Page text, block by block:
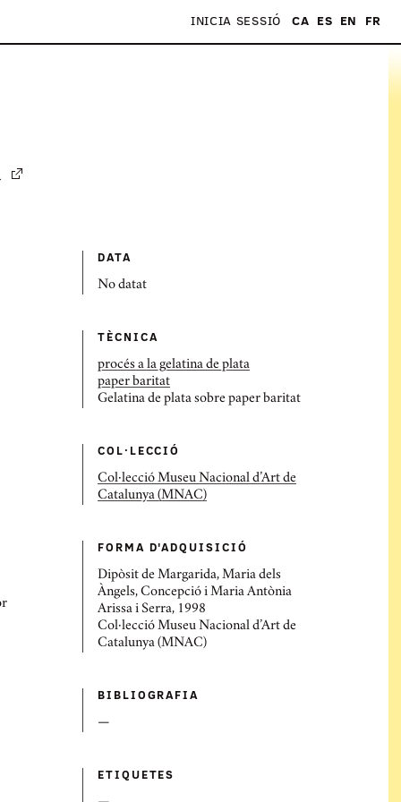
INICIA SESSIÓ CA ES EN FR
DATA
No datat
TÈCNICA
procés a la gelatina de plata
paper baritat
Gelatina de plata sobre paper baritat
COL·LECCIÓ
Col·lecció Museu Nacional d’Art de
Catalunya (MNAC)
FORMA D'ADQUISICIÓ
Dipòsit de Margarida, Maria dels
Àngels, Concepció i Maria Antònia
Arissa i Serra, 1998
Col·lecció Museu Nacional d’Art de
Catalunya (MNAC)
BIBLIOGRAFIA
—
ETIQUETES